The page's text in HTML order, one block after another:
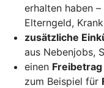
erhalten haben
Elterngeld,
zusätzliche
aus Nebenjobs,
einen
zum Beispiel für